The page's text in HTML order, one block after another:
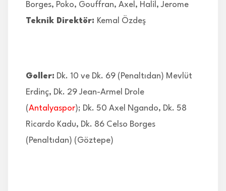
Borges, Poko, Gouffran, Axel, Halil, Jerome
Teknik Direktör: Kemal Özdeş
Goller: Dk. 10 ve Dk. 69 (Penaltıdan) Mevlüt
Erdinç, Dk. 29 Jean-Armel Drole
(Antalyaspor); Dk. 50 Axel Ngando, Dk. 58
Ricardo Kadu, Dk. 86 Celso Borges
(Penaltıdan) (Göztepe)